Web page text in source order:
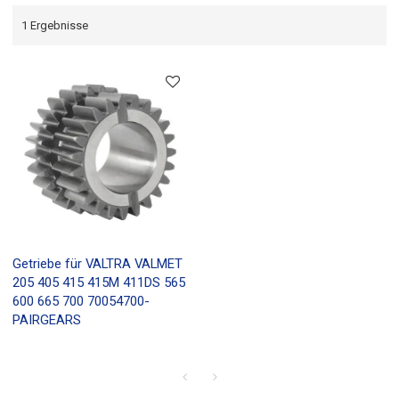
1 Ergebnisse
Getriebe für VALTRA VALMET
205 405 415 415M 411DS 565
600 665 700 70054700-
PAIRGEARS